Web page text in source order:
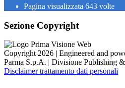
Pagina visualizzata 643 volte
Sezione Copyright
Copyright 2026 | Engineered and
Parma S.p.A. | Divisione Publishing
Disclaimer trattamento dati personali